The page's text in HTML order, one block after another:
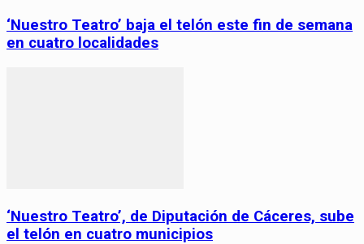
‘Nuestro Teatro’ baja el telón este fin de semana
en cuatro localidades
‘Nuestro Teatro’, de Diputación de Cáceres, sube
el telón en cuatro municipios